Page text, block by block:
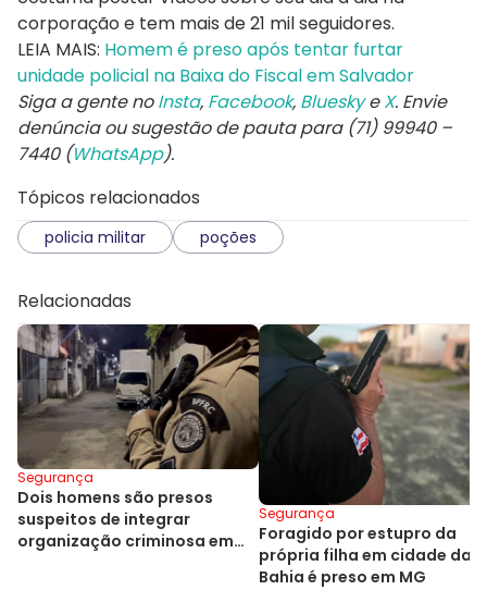
corporação e tem mais de 21 mil seguidores.
LEIA MAIS: Homem é preso após tentar furtar
unidade policial na Baixa do Fiscal em Salvador
Siga a gente noInsta, Facebook, BlueskyeX. Envie
denúncia ou sugestão de pauta para (71) 99940 –
7440 (WhatsApp).
Tópicos relacionados
policia militar poções
Relacionadas
Segurança
Dois homens são presos
suspeitos de integrar
organização criminosa em
Segurança
Foragido por estupro da
própria filha em cidade da
Bahia é preso em MG